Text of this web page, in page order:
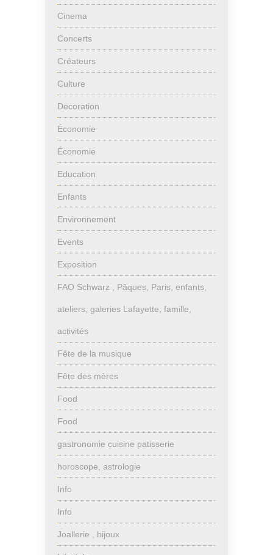
Cinema
Concerts
Créateurs
Culture
Decoration
Économie
Économie
Education
Enfants
Environnement
Events
Exposition
FAO Schwarz , Pâques, Paris, enfants,
ateliers, galeries Lafayette, famille,
activités
Fête de la musique
Fête des mères
Food
Food
gastronomie cuisine patisserie
horoscope, astrologie
Info
Info
Joallerie , bijoux